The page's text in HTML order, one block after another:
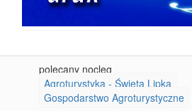
polecany nocleg
Agroturystyka - Święta Lipka
Gospodarstwo Agroturystyczne